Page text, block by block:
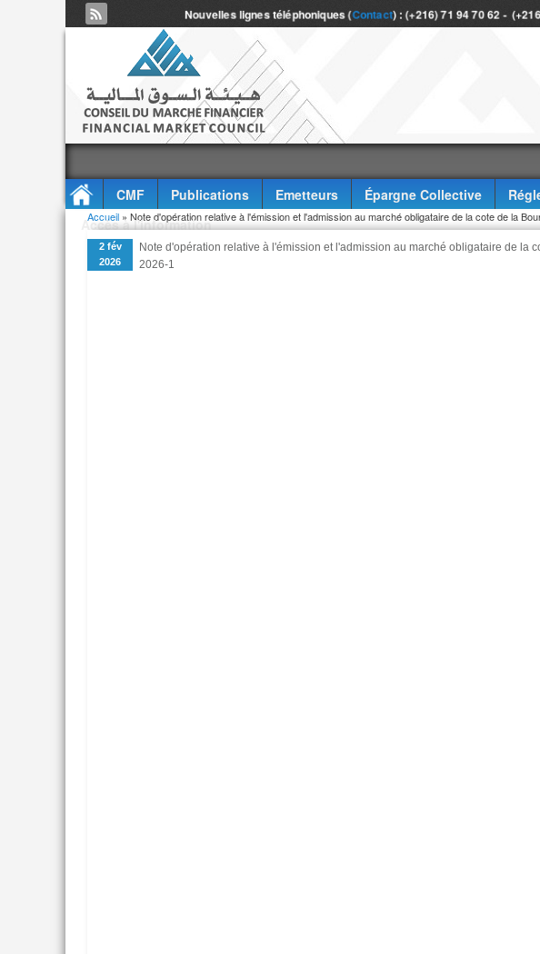
Nouvelles lignes téléphoniques (Contact) : (+216) 71 94 70 62 -
CMF Publications Emetteurs Épargne Collective
Accès à l'information
Vous êtes ici
Accueil » Note d'opération relative à l'émission et l'admission au marché obligataire de la cote de la
2 fév
2026
Note d'opération relative à l'émission et l'admission au marché obligataire de la
2026-1